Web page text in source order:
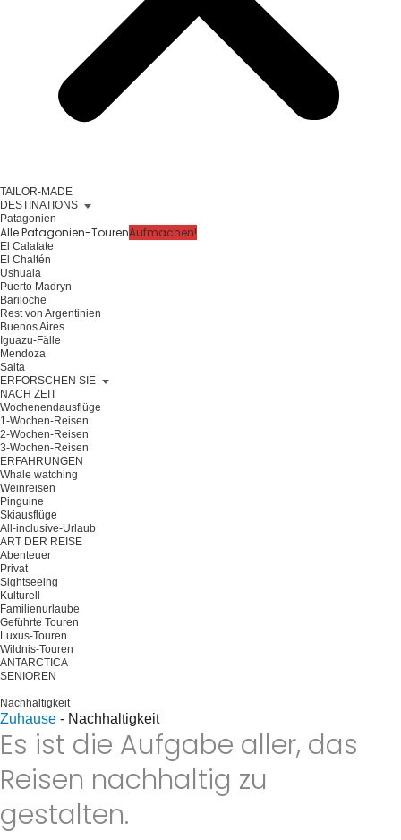
TAILOR-MADE
DESTINATIONS
Patagonien
Alle Patagonien-TourenAufmachen!
El Calafate
El Chaltén
Ushuaia
Puerto Madryn
Bariloche
Rest von Argentinien
Buenos Aires
Iguazu-Fälle
Mendoza
Salta
ERFORSCHEN SIE
NACH ZEIT
Wochenendausflüge
1-Wochen-Reisen
2-Wochen-Reisen
3-Wochen-Reisen
ERFAHRUNGEN
Whale watching
Weinreisen
Pinguine
Skiausflüge
All-inclusive-Urlaub
ART DER REISE
Abenteuer
Privat
Sightseeing
Kulturell
Familienurlaube
Geführte Touren
Luxus-Touren
Wildnis-Touren
ANTARCTICA
SENIOREN
Nachhaltigkeit
Zuhause - Nachhaltigkeit
Es ist die Aufgabe aller, das
Reisen nachhaltig zu
gestalten.